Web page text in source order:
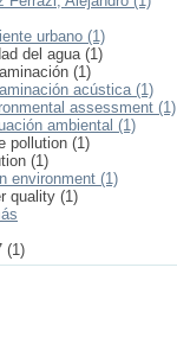
urbano (1)
del agua (1)
(1)
acústica (1)
assessment (1)
ambiental (1)
pollution (1)
(1)
environment (1)
quality (1)
(1)